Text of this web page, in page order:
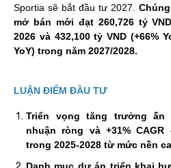
Sportia sẽ bắt đầu tư 2027.
mở bán mới đạt 260,726 tỷ
2026 và 432,100 tỷ VND (+66%
YoY) trong năm 2027/2028.
LUẬN ĐIỂM ĐẦU TƯ
Triển vọng tăng trưởng ấn
nhuận ròng và +31%
trong 2025-2028 từ mức nền